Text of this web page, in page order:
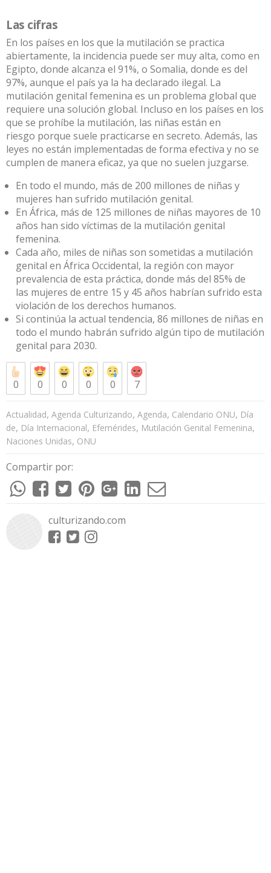
Las cifras
En los países en los que la mutilación se practica
abiertamente, la incidencia puede ser muy alta, como en
Egipto, donde alcanza el 91%, o Somalia, donde es del
97%, aunque el país ya la ha declarado ilegal. La
mutilación genital femenina es un problema global que
requiere una solución global. Incluso en los países en los
que se prohíbe la mutilación, las niñas están en
riesgo porque suele practicarse en secreto. Además, las
leyes no están implementadas de forma efectiva y no se
cumplen de manera eficaz, ya que no suelen juzgarse.
En todo el mundo, más de 200 millones de niñas y
mujeres han sufrido mutilación genital.
En África, más de 125 millones de niñas mayores de 10
años han sido víctimas de la mutilación genital
femenina.
Cada año, miles de niñas son sometidas a mutilación
genital en África Occidental, la región con mayor
prevalencia de esta práctica, donde más del 85% de
las mujeres de entre 15 y 45 años habrían sufrido esta
violación de los derechos humanos.
Si continúa la actual tendencia, 86 millones de niñas en
todo el mundo habrán sufrido algún tipo de mutilación
genital para 2030.
0 0 0 0 0 7
Actualidad, Agenda Culturizando, Agenda, Calendario ONU, Día
de, Día Internacional, Efemérides, Mutilación Genital Femenina,
Naciones Unidas, ONU
Compartir por:
culturizando.com